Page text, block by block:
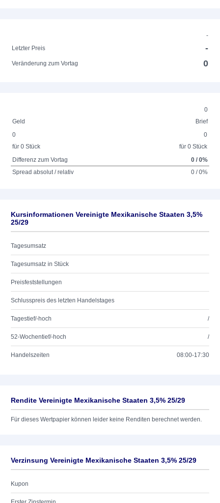
-
Letzter Preis
-
Veränderung zum Vortag 0
0
Geld
Brief
0
für 0 Stück
0
für 0 Stück
Differenz zum Vortag
0 / 0%
Spread absolut / relativ
0 / 0%
Kursinformationen Vereinigte Mexikanische Staaten 3,5%
25/29
Tagesumsatz
Tagesumsatz in Stück
Preisfeststellungen
Schlusspreis des letzten Handelstages
Tagestief/-hoch /
52-Wochentief/-hoch /
Handelszeiten 08:00-17:30
Rendite Vereinigte Mexikanische Staaten 3,5% 25/29
Für dieses Wertpapier können leider keine Renditen berechnet werden.
Verzinsung Vereinigte Mexikanische Staaten 3,5% 25/29
Kupon